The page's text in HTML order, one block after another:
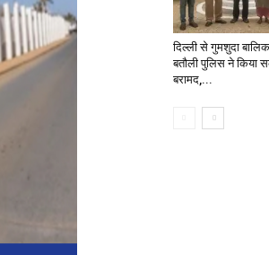
दिल्ली से गुमशुदा
बतौली पुलिस ने किया
बरामद,...